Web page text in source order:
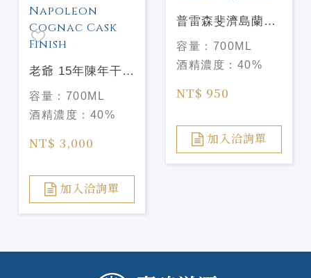
老爺 15年陳年干邑
桶蘭姆酒Ron
Abuelo XV
Napoleon Cognac
Cask Finish
容量： 700ML
酒精濃度： 40%
NT$ 3,000
加入洽詢單
普雷森斐濟島蘭姆
酒Plantation Isle
of Fiji Rum
容量： 700ML
酒精濃度： 40%
NT$ 950
加入洽詢單